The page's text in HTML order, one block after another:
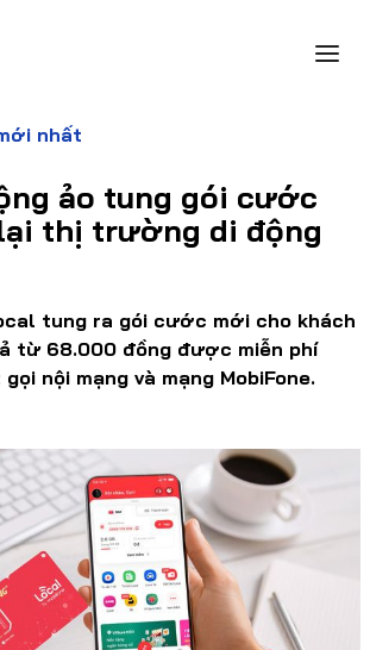
nhất
ảo tung gói cước
thị trường di động
tung ra gói cước mới cho khách
từ 68.000 đồng được miễn phí
nội mạng và mạng MobiFone.